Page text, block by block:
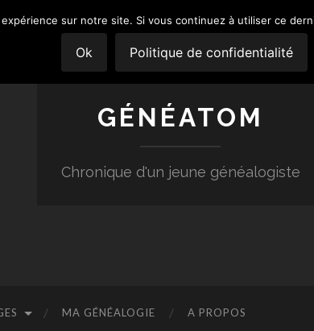
GÉNÉATOM
Chronique d'un jeune généalogiste
MA GÉNÉALOGIE A PROPOS
sur notre site. Si vous continuez à utiliser ce
Ok Politique de confidentialité